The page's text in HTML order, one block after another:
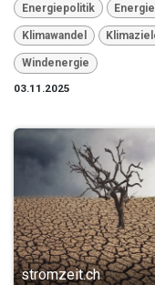
Energiepolitik
Klimawandel
Windenergie
03.11.2025
stromzeit.ch